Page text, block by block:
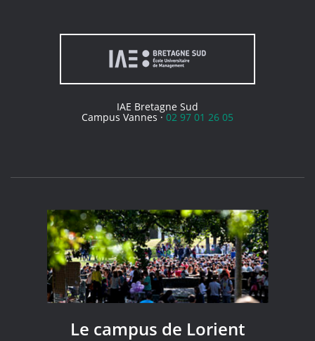
IAE Bretagne Sud
Campus Vannes ·02 97 01 26 05
Le campus de Lorient